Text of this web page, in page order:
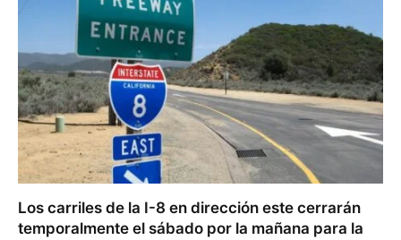
Los carriles de la I-8 en dirección este cerrarán
temporalmente el sábado por la mañana para la